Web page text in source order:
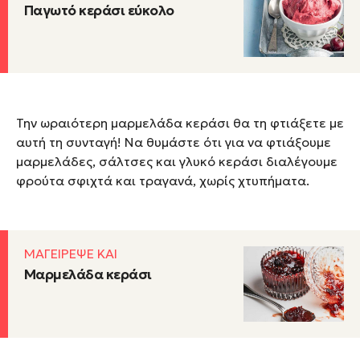
Παγωτό κεράσι εύκολο
Την ωραιότερη μαρμελάδα κεράσι θα τη φτιάξετε με
αυτή τη συνταγή! Να θυμάστε ότι για να φτιάξουμε
μαρμελάδες, σάλτσες και γλυκό κεράσι διαλέγουμε
φρούτα σφιχτά και τραγανά, χωρίς χτυπήματα.
ΜΑΓΕΙΡΕΨΕ ΚΑΙ
Μαρμελάδα κεράσι